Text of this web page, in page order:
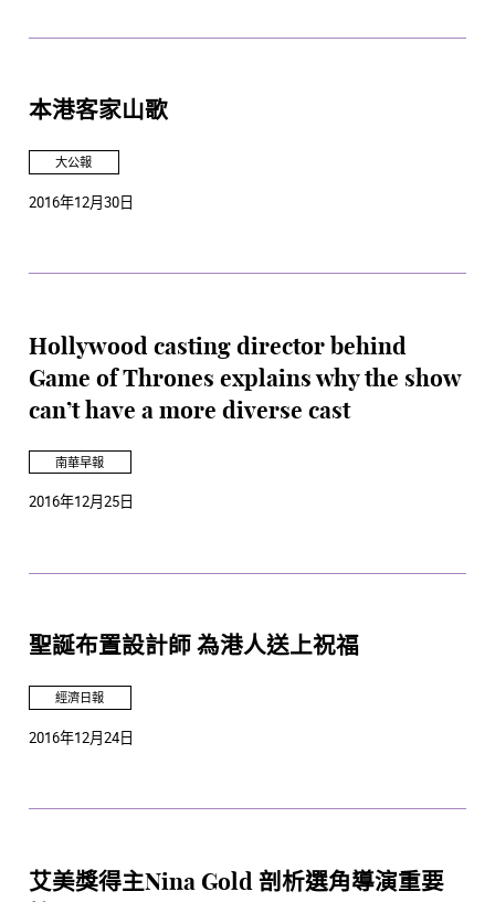
本港客家山歌
大公報
2016年12月30日
Hollywood casting director behind
Game of Thrones explains why the show
can’t have a more diverse cast
南華早報
2016年12月25日
聖誕布置設計師 為港人送上祝福
經濟日報
2016年12月24日
艾美獎得主Nina Gold 剖析選角導演重要